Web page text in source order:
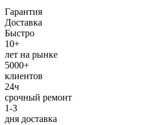
Гарантия
Доставка
Быстро
10+
лет на рынке
5000+
клиентов
24ч
срочный ремонт
1-3
дня доставка